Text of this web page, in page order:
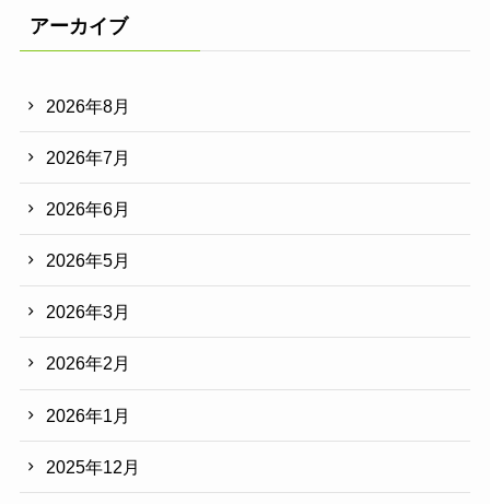
アーカイブ
2026年8月
2026年7月
2026年6月
2026年5月
2026年3月
2026年2月
2026年1月
2025年12月